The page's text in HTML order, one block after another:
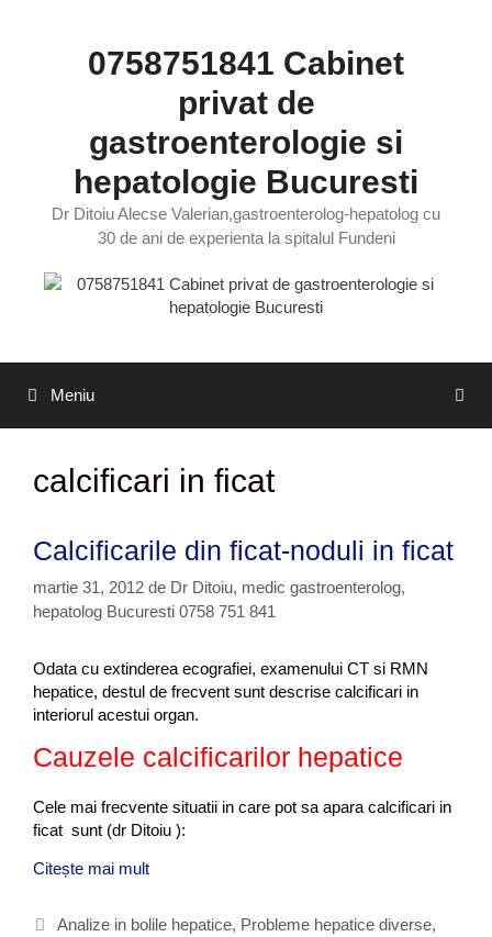
0758751841 Cabinet
privat de
gastroenterologie si
hepatologie Bucuresti
Dr Ditoiu Alecse Valerian,gastroenterolog-hepatolog cu
30 de ani de experienta la spitalul Fundeni
Meniu
calcificari in ficat
Calcificarile din ficat-noduli in ficat
martie 31, 2012 de Dr Ditoiu, medic gastroenterolog,
hepatolog Bucuresti 0758 751 841
Odata cu extinderea ecografiei, examenului CT si RMN
hepatice, destul de frecvent sunt descrise calcificari in
interiorul acestui organ.
Cauzele calcificarilor hepatice
Cele mai frecvente situatii in care pot sa apara calcificari in
ficat sunt (dr Ditoiu ):
Citește mai mult
l
C
Analize in bolile hepatice, Probleme hepatice diverse,